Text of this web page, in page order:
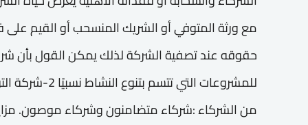
مع ورثة المتوفي أو الشريك المنسحب أو القيم على
حقوقه عند تصفية الشركة لذلك يمكن القول بأن
للمشروعات التي
من الشركاء :شركاء متضامنون وشركاء موصون.